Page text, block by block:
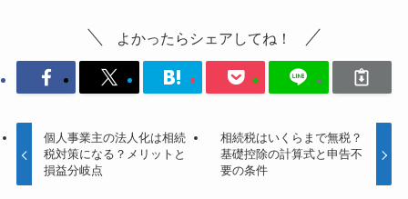
よかったらシェアしてね！
個人事業主の法人化は相続
税対策になる？メリットと
損益分岐点
相続税はいくらまで無税？
基礎控除の計算式と申告不
要の条件